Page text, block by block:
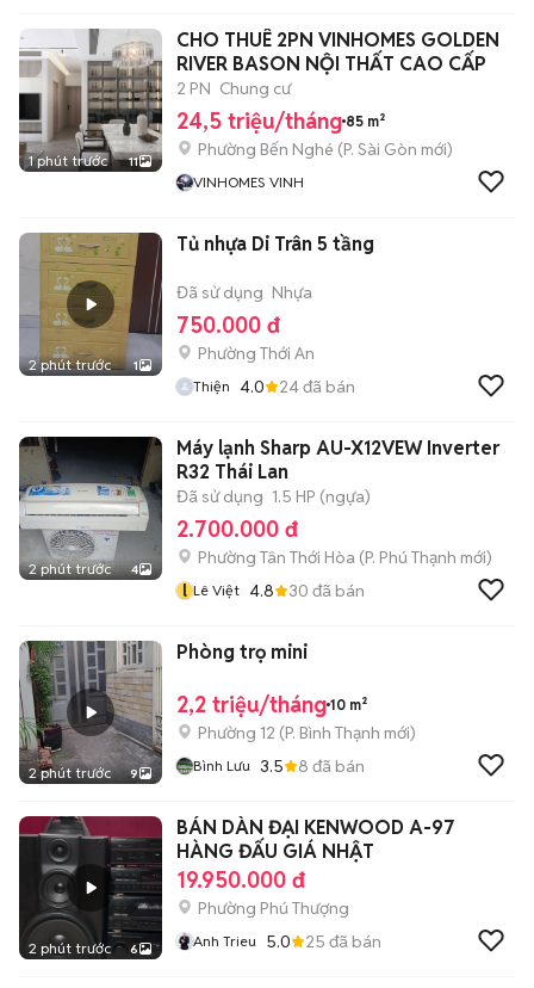
1 phút trước 11
CHO THUÊ 2PN VINHOMES GOLDEN
RIVER BASON NỘI THẤT CAO CẤP
2 PN Chung cư
24,5 triệu/tháng 85 m²
Phường Bến Nghé (P. Sài Gòn mới)
VINHOMES VINH
2 phút trước 1
Tủ nhựa Di Trân 5 tầng
Đã sử dụng Nhựa
750.000 đ
Phường Thới An
Thiện 4.0 24đã bán
2 phút trước 4
Máy lạnh Sharp AU-X12VEW Inverter
R32 Thái Lan
Đã sử dụng 1.5 HP (ngựa)
2.700.000 đ
Phường Tân Thới Hòa (P. Phú Thạnh mới)
l Lê Việt 4.8 30 đã bán
2 phút trước 9
Phòng trọ mini
2,2 triệu/tháng 10 m²
Phường 12 (P. Bình Thạnh mới)
Bình Lưu 3.5 8 đã bán
2 phút trước 6
BÁN DÀN ĐẠI KENWOOD A-97
HÀNG ĐẤU GIÁ NHẬT
19.950.000 đ
Phường Phú Thượng
Anh Trieu 5.0 25 đã bán